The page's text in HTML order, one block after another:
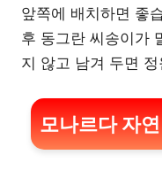
앞쪽에 배치하면 좋
후 동그란 씨송이가
지 않고 남겨 두면
모나르다 자